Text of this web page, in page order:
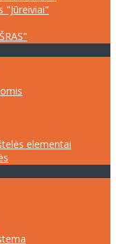
"Jūreiviai"
elementai